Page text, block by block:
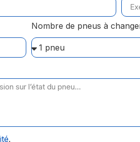
Nombre de pneus à
.